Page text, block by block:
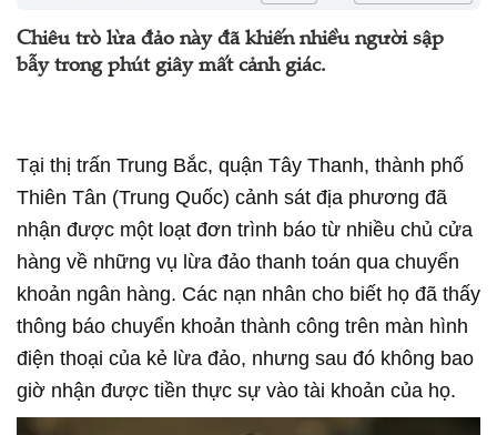
Chiêu trò lừa đảo này đã khiến nhiều người sập
bẫy trong phút giây mất cảnh giác.
Tại thị trấn Trung Bắc, quận Tây Thanh, thành phố
Thiên Tân (Trung Quốc) cảnh sát địa phương đã
nhận được một loạt đơn trình báo từ nhiều chủ cửa
hàng về những vụ lừa đảo thanh toán qua chuyển
khoản ngân hàng. Các nạn nhân cho biết họ đã thấy
thông báo chuyển khoản thành công trên màn hình
điện thoại của kẻ lừa đảo, nhưng sau đó không bao
giờ nhận được tiền thực sự vào tài khoản của họ.